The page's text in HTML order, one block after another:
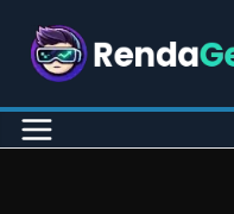
para
conteúdo